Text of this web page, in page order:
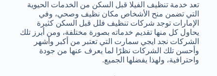
تعد خدمة تنظيف الفيلا قبل السكن من الخدمات الحيوية
التي تضمن منح الأشخاص مكان نظيف وصحي، وفي
الإمارات توجد شركات تنظيف فلل قبل السكن كثيرة
يحاول كل منها تقديم خدماته بصورة مختلفة، ومن أبرز تلك
الشركات نجد ايجي سمارت التي تعتبر من أكبر وأشهر
وأحسن تلك الشركات نظرًا لما يعرف عنها من جودة
واحترافية، ولهذا يفضلها الجميع.